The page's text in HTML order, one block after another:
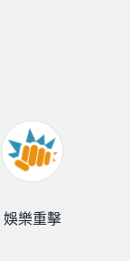
娛樂重擊